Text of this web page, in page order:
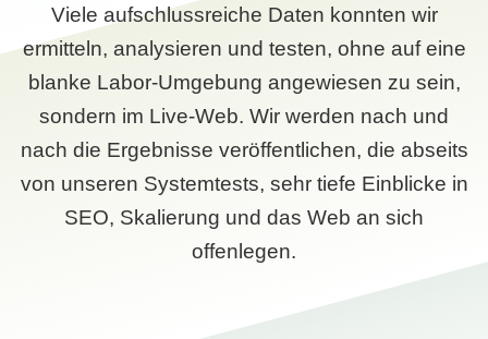
Viele aufschlussreiche Daten konnten wir
ermitteln, analysieren und testen, ohne auf eine
blanke Labor-Umgebung angewiesen zu sein,
sondern im Live-Web. Wir werden nach und
nach die Ergebnisse veröffentlichen, die abseits
von unseren Systemtests, sehr tiefe Einblicke in
SEO, Skalierung und das Web an sich
offenlegen.